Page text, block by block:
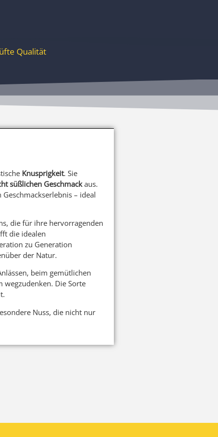
Qualität
Knusprigkeit. Sie
süßlichen Geschmackaus.
– ideal
die für ihre hervorragenden
die idealen
zu Generation
der Natur.
beim gemütlichen
wegzudenken. Die Sorte
Nuss, die nicht nur